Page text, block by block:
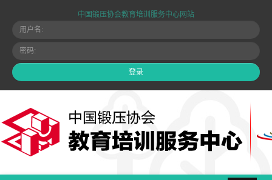
中国锻压协会教育培训服务中心网站